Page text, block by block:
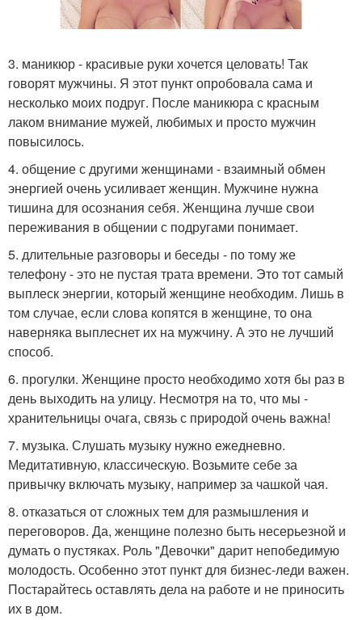
3. маникюр - красивые руки хочется целовать! Так
говорят мужчины. Я этот пункт опробовала сама и
несколько моих подруг. После маникюра с красным
лаком внимание мужей, любимых и просто мужчин
повысилось.
4. общение с другими женщинами - взаимный обмен
энергией очень усиливает женщин. Мужчине нужна
тишина для осознания себя. Женщина лучше свои
переживания в общении с подругами понимает.
5. длительные разговоры и беседы - по тому же
телефону - это не пустая трата времени. Это тот самый
выплеск энергии, который женщине необходим. Лишь в
том случае, если слова копятся в женщине, то она
наверняка выплеснет их на мужчину. А это не лучший
способ.
6. прогулки. Женщине просто необходимо хотя бы раз в
день выходить на улицу. Несмотря на то, что мы -
хранительницы очага, связь с природой очень важна!
7. музыка. Слушать музыку нужно ежедневно.
Медитативную, классическую. Возьмите себе за
привычку включать музыку, например за чашкой чая.
8. отказаться от сложных тем для размышления и
переговоров. Да, женщине полезно быть несерьезной и
думать о пустяках. Роль "Девочки" дарит непобедимую
молодость. Особенно этот пункт для бизнес-леди важен.
Постарайтесь оставлять дела на работе и не приносить
их в дом.